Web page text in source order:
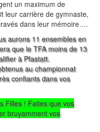
un maximum de
leur carrière de gymnaste,
dans leur mémoire….
aurons 11 ensembles en
que le TFA moins de 13
à Pfastatt.
au championnat
confiants dans vos
Filles ! Faites que vos
bruyamment vos